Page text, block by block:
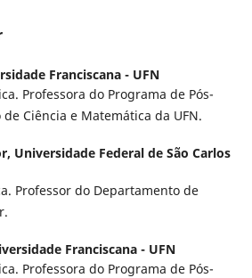
Franciscana - UFN
Professora do Programa de Pós-
Ciência e Matemática da UFN.
Universidade Federal de São Carlos
Professor do Departamento de
Franciscana - UFN
Professora do Programa de Pós-